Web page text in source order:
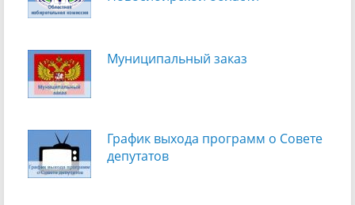
Муниципальный заказ
График выхода программ о Cовете
депутатов